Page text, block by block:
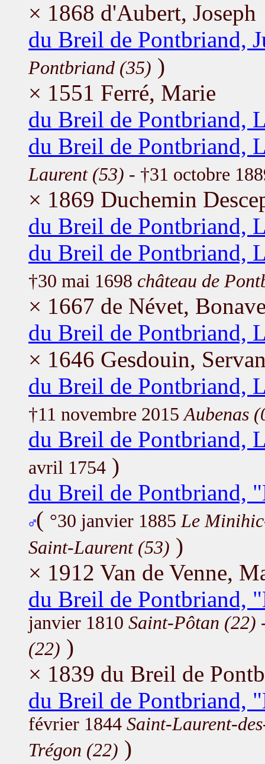
× 1868 d'Aubert, Joseph
du Breil de Pontbriand,
Pontbriand (35) )
× 1551 Ferré, Marie
du Breil de Pontbriand,
du Breil de Pontbriand,
Laurent (53) - †31 octobre
× 1869 Duchemin
du Breil de Pontbriand,
du Breil de Pontbriand,
†30 mai 1698 château de
× 1667 de Névet,
du Breil de Pontbriand,
× 1646 Gesdouin,
du Breil de Pontbriand,
†11 novembre 2015 Aubenas
du Breil de Pontbriand,
avril 1754 )
du Breil de Pontbriand,
( °30 janvier 1885 Le
Saint-Laurent (53) )
× 1912 Van de Venne,
du Breil de Pontbriand,
janvier 1810 Saint-Pôtan (22)
(22) )
× 1839 du Breil de
du Breil de Pontbriand,
février 1844 Saint-Laurent-
Trégon (22) )